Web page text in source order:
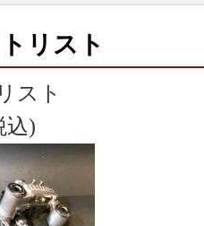
リスト
スト
込)